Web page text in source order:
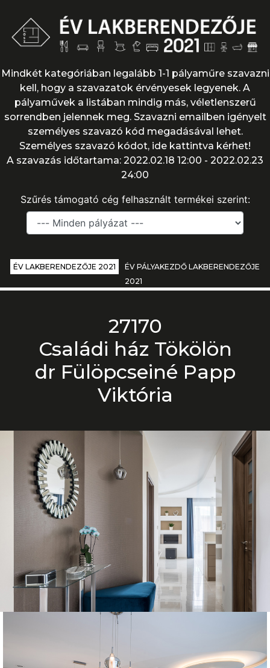
Mindkét kategóriában legalább 1-1 pályaműre szavazni
kell, hogy a szavazatok érvényesek legyenek. A
pályaművek a listában mindig más, véletlenszerű
sorrendben jelennek meg. Szavazni emailben igényelt
személyes szavazó kód megadásával lehet.
Személyes szavazó kódot, ide kattintva kérhet!
A szavazás időtartama: 2022.02.18 12:00 - 2022.02.23
24:00
Szűrés támogató cég felhasznált termékei szerint:
ÉV LAKBERENDEZŐJE 2021
ÉV PÁLYAKEZDŐ LAKBERENDEZŐJE
2021
27170
Családi ház Tökölön
dr Fülöpcseiné Papp
Viktória